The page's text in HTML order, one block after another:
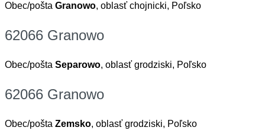
Obec/pošta Granowo, oblasť chojnicki, Poľsko
62066 Granowo
Obec/pošta Separowo, oblasť grodziski, Poľsko
62066 Granowo
Obec/pošta Zemsko, oblasť grodziski, Poľsko